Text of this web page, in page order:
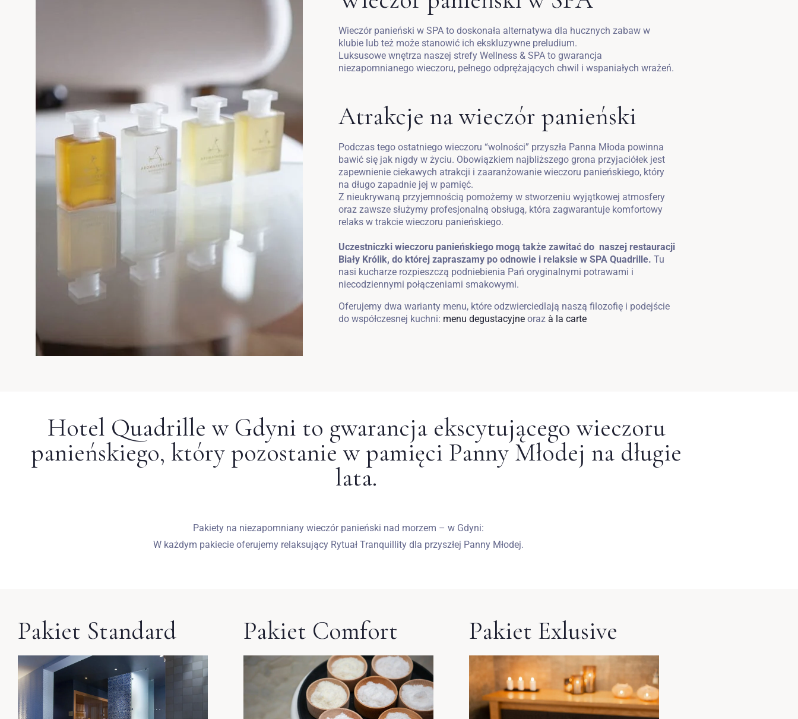
Wieczór panieński w SPA to doskonała alternatywa dla hucznych zabaw w
klubie lub też może stanowić ich ekskluzywne preludium.
Luksusowe wnętrza naszej strefy Wellness & SPA to gwarancja
niezapomnianego wieczoru, pełnego odprężających chwil i wspaniałych wrażeń.
Atrakcje na wieczór panieński
Podczas tego ostatniego wieczoru “wolności” przyszła Panna Młoda powinna
bawić się jak nigdy w życiu. Obowiązkiem najbliższego grona przyjaciółek jest
zapewnienie ciekawych atrakcji i zaaranżowanie wieczoru panieńskiego, który
na długo zapadnie jej w pamięć.
Z nieukrywaną przyjemnością pomożemy w stworzeniu wyjątkowej atmosfery
oraz zawsze służymy profesjonalną obsługą, która zagwarantuje komfortowy
relaks w trakcie wieczoru panieńskiego.
Uczestniczki wieczoru panieńskiego mogą także zawitać do naszej restauracji
Biały Królik, do której zapraszamy po odnowie i relaksie w SPA Quadrille. Tu
nasi kucharze rozpieszczą podniebienia Pań oryginalnymi potrawami i
niecodziennymi połączeniami smakowymi.
Oferujemy dwa warianty menu, które odzwierciedlają naszą filozofię i podejście
do współczesnej kuchni: menu degustacyjne oraz à la carte
Hotel Quadrille w Gdyni to gwarancja ekscytującego wieczoru
panieńskiego, który pozostanie w pamięci Panny Młodej na długie
lata.
Pakiety na niezapomniany wieczór panieński nad morzem – w Gdyni:
W każdym pakiecie oferujemy relaksujący Rytuał Tranquillity dla przyszłej Panny Młodej.
Pakiet Standard Pakiet Comfort Pakiet Exlusive
Zameldować się
Dorośli Dzieci